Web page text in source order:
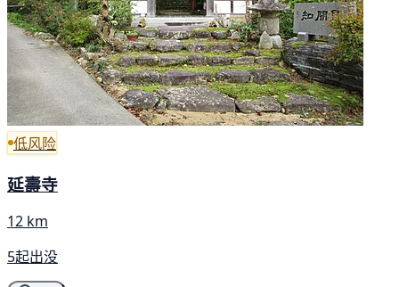
低风险
延壽寺
12 km
5起出没